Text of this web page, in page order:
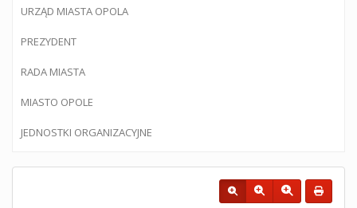
URZĄD MIASTA OPOLA
PREZYDENT
RADA MIASTA
MIASTO OPOLE
JEDNOSTKI ORGANIZACYJNE